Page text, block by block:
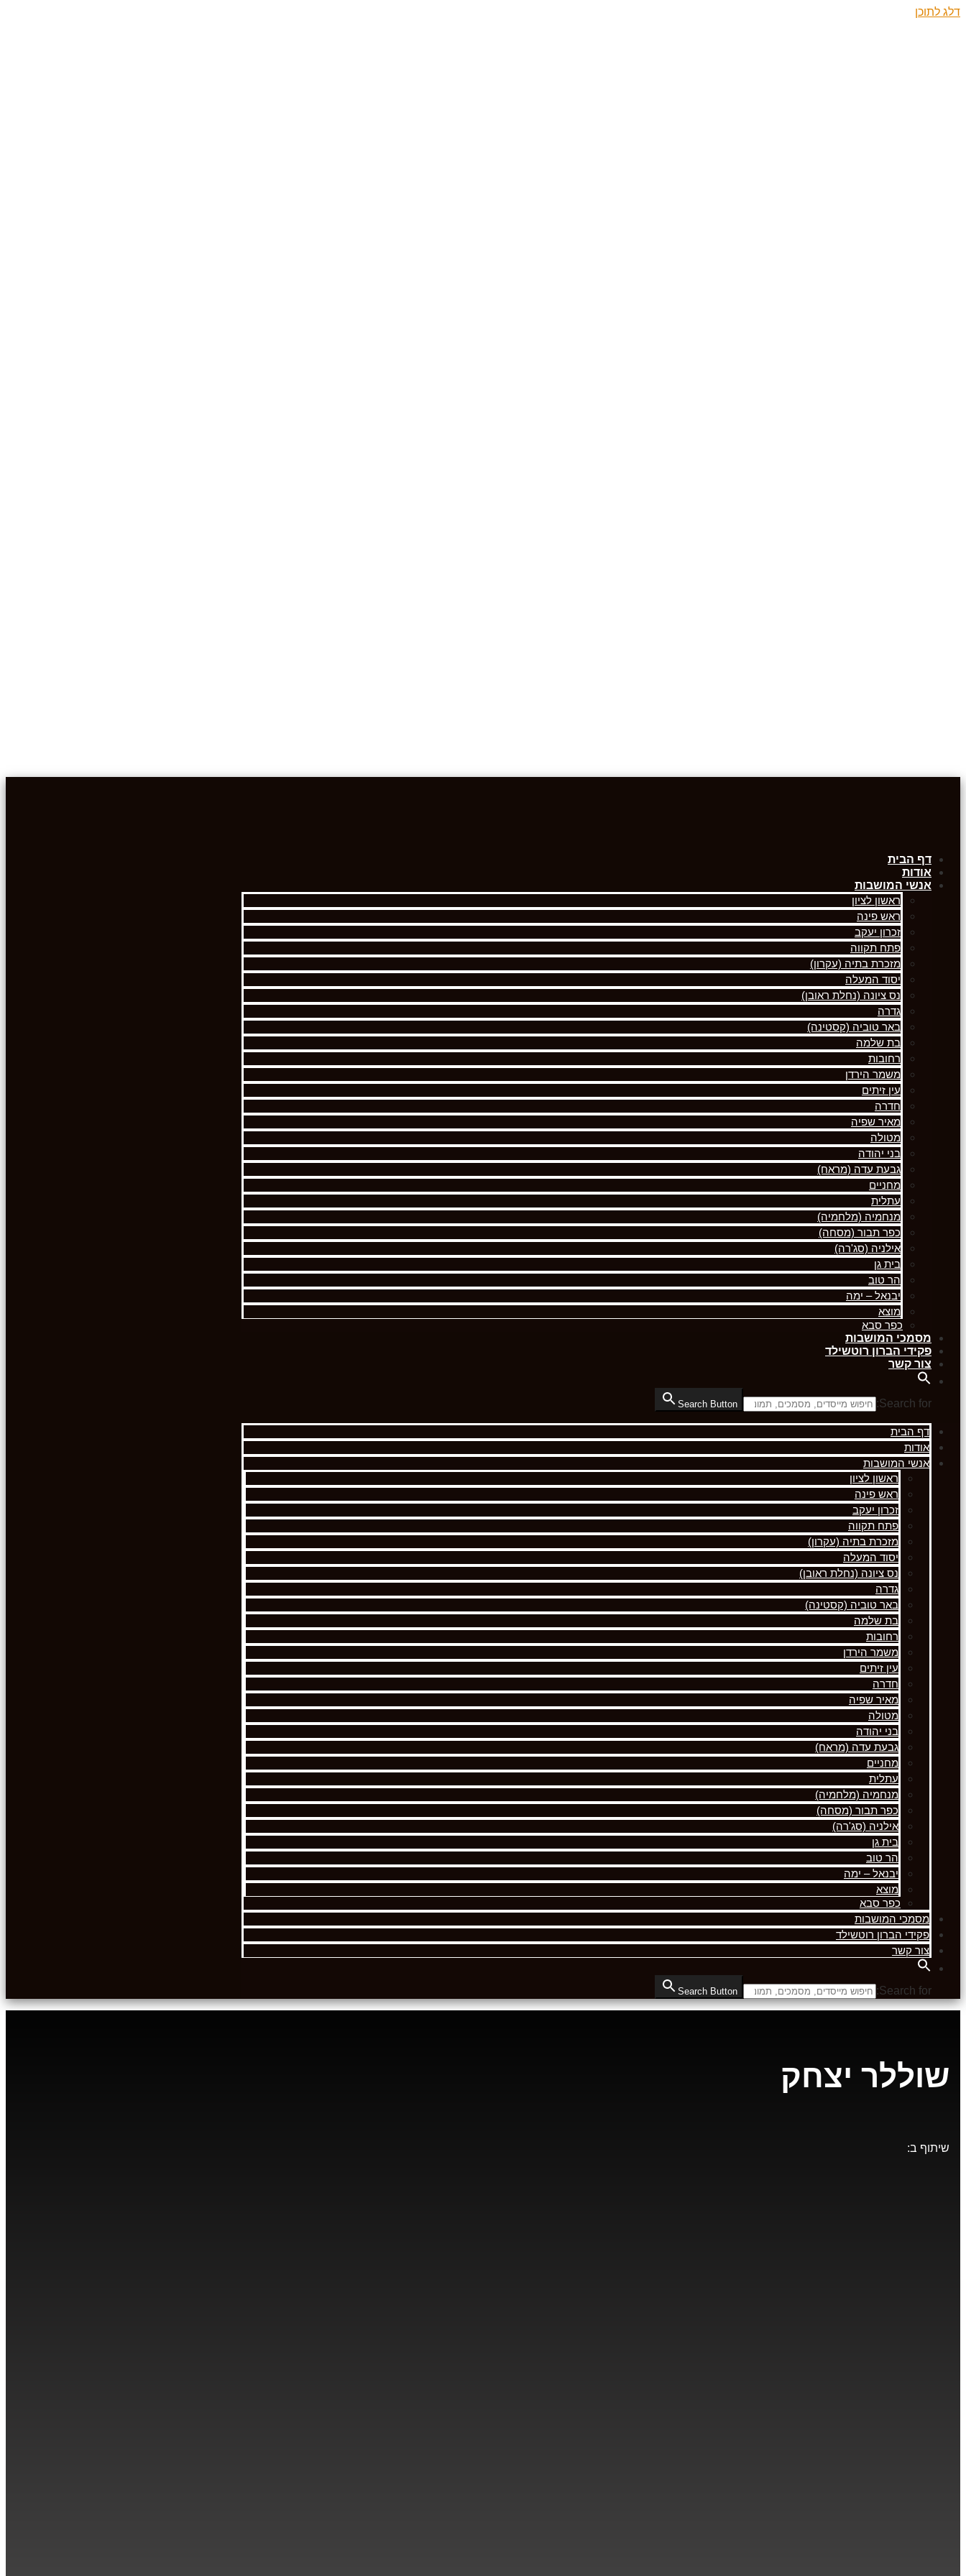
דלג לתוכן
דף הבית
אודות
אנשי המושבות
ראשון לציון
ראש פינה
זכרון יעקב
פתח תקווה
מזכרת בתיה (עקרון)
יסוד המעלה
נס ציונה (נחלת ראובן)
גדרה
באר טוביה (קסטינה)
בת שלמה
רחובות
משמר הירדן
עין זיתים
חדרה
מאיר שפיה
מטולה
בני יהודה
גבעת עדה (מראח)
מחניים
עתלית
מנחמיה (מלחמיה)
כפר תבור (מסחה)
אילניה (סג'רה)
בית גן
הר טוב
יבנאל – ימה
מוצא
כפר סבא
מסמכי המושבות
פקידי הברון רוטשילד
צור קשר
Search for:
Search Button
דף הבית
אודות
אנשי המושבות
ראשון לציון
ראש פינה
זכרון יעקב
פתח תקווה
מזכרת בתיה (עקרון)
יסוד המעלה
נס ציונה (נחלת ראובן)
גדרה
באר טוביה (קסטינה)
בת שלמה
רחובות
משמר הירדן
עין זיתים
חדרה
מאיר שפיה
מטולה
בני יהודה
גבעת עדה (מראח)
מחניים
עתלית
מנחמיה (מלחמיה)
כפר תבור (מסחה)
אילניה (סג'רה)
בית גן
הר טוב
יבנאל – ימה
מוצא
כפר סבא
מסמכי המושבות
פקידי הברון רוטשילד
צור קשר
Search for:
Search Button
שוללר יצחק
שיתוף ב: